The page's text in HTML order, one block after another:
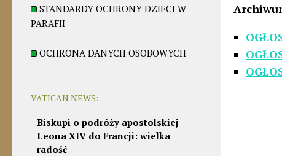
STANDARDY OCHRONY DZIECI W
PARAFII
OCHRONA DANYCH OSOBOWYCH
VATICAN NEWS:
Biskupi o podróży apostolskiej
Leona XIV do Francji: wielka
radość